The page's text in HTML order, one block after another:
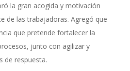
la gran acogida y motivación
de las trabajadoras. Agregó que
que pretende fortalecer la
junto con agilizar y
de respuesta.